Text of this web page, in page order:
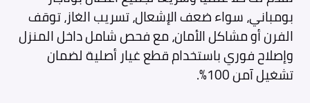
بومباني، سواء ضعف الإشعال، تسريب الغاز، توقف
الفرن أو مشاكل الأمان، مع فحص شامل داخل المنزل
وإصلاح فوري باستخدام قطع غيار أصلية لضمان
تشغيل آمن 100%.